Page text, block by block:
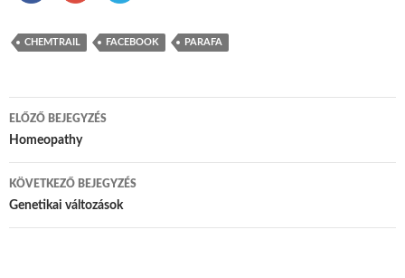
CHEMTRAIL FACEBOOK PARAFA
Bejegyzés navigáció
ELŐZŐ BEJEGYZÉS
Homeopathy
KÖVETKEZŐ BEJEGYZÉS
Genetikai változások